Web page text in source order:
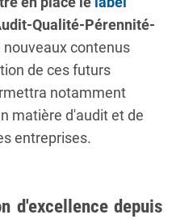
Qualité-Pérennité-
contenus
de ces futurs
notamment
matière d'audit et de
entreprises.
d'excellence depuis